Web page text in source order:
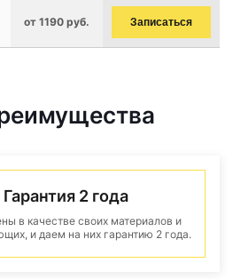
от 1190 руб. Записаться
Гарантия 2 года
в качестве своих материалов и
и даем на них гарантию 2 года.